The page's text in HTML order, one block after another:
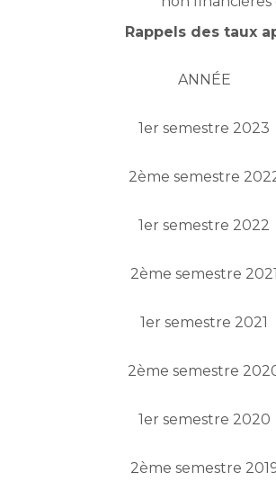
Rappels des taux
ANNÉE
1er semestre 2023
2ème semestre
1er semestre 2022
2ème semestre 2021
1er semestre 2021
2ème semestre
1er semestre 2020
2ème semestre